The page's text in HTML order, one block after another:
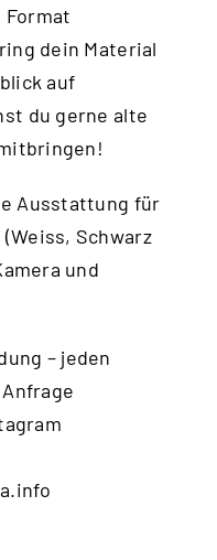
dein Material
auf
du gerne alte
Ausstattung für
Schwarz
und
– jeden